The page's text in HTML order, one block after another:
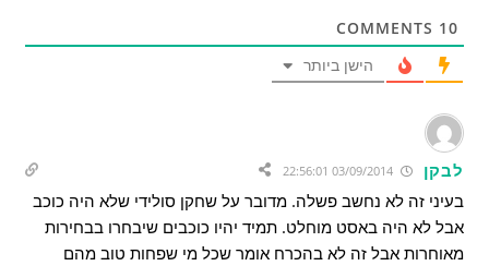
10
הישן ביותר
לבקן 03/09/2014 22:56:01
בעיני זה לא נחשב פשלה. מדובר על שחקן סולידי שלא היה כוכב
אבל לא היה באסט מוחלט. תמיד יהיו כוכבים שיבחרו בבחירות
מאוחרות אבל זה לא בהכרח אומר שכל מי שפחות טוב מהם